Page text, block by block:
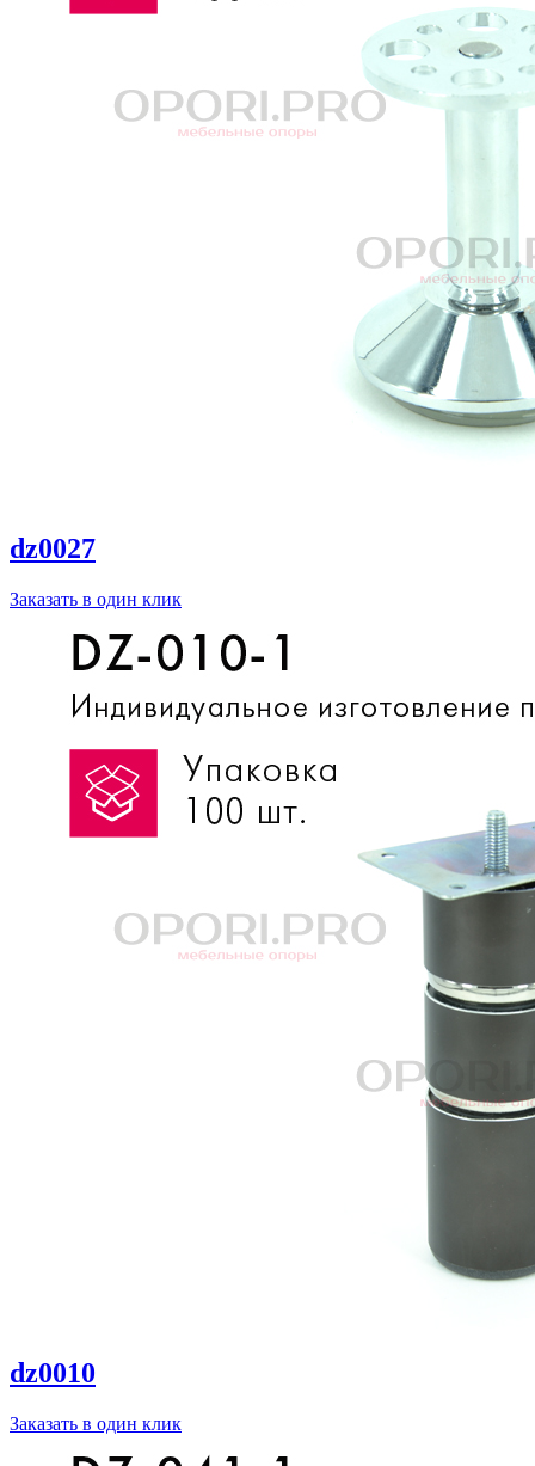
dz0027
Заказать в один клик
dz0010
Заказать в один клик